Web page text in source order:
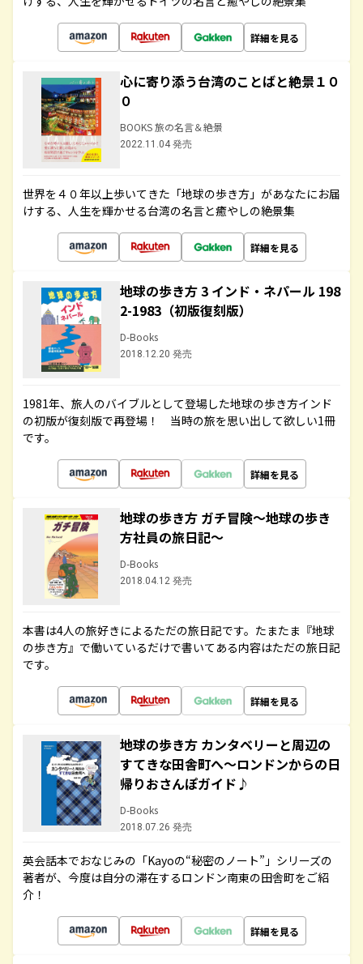
詳細を見る
心に寄り添う台湾のことばと絶景１０
０
BOOKS 旅の名言＆絶景
2022.11.04 発売
世界を４０年以上歩いてきた「地球の歩き方」があなたにお届
けする、人生を輝かせる台湾の名言と癒やしの絶景集
詳細を見る
地球の歩き方 3 インド・ネパール 198
2-1983（初版復刻版）
D-Books
2018.12.20 発売
1981年、旅人のバイブルとして登場した地球の歩き方インド
の初版が復刻版で再登場！ 当時の旅を思い出して欲しい1冊
です。
詳細を見る
地球の歩き方 ガチ冒険～地球の歩き
方社員の旅日記～
D-Books
2018.04.12 発売
本書は4人の旅好きによるただの旅日記です。たまたま『地球
の歩き方』で働いているだけで書いてある内容はただの旅日記
です。
詳細を見る
地球の歩き方 カンタベリーと周辺の
すてきな田舎町へ～ロンドンからの日
帰りおさんぽガイド♪
D-Books
2018.07.26 発売
英会話本でおなじみの「Kayoの“秘密のノート”」シリーズの
著者が、今度は自分の滞在するロンドン南東の田舎町をご紹
介！
詳細を見る